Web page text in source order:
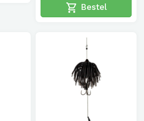
shopping_cart Bestel